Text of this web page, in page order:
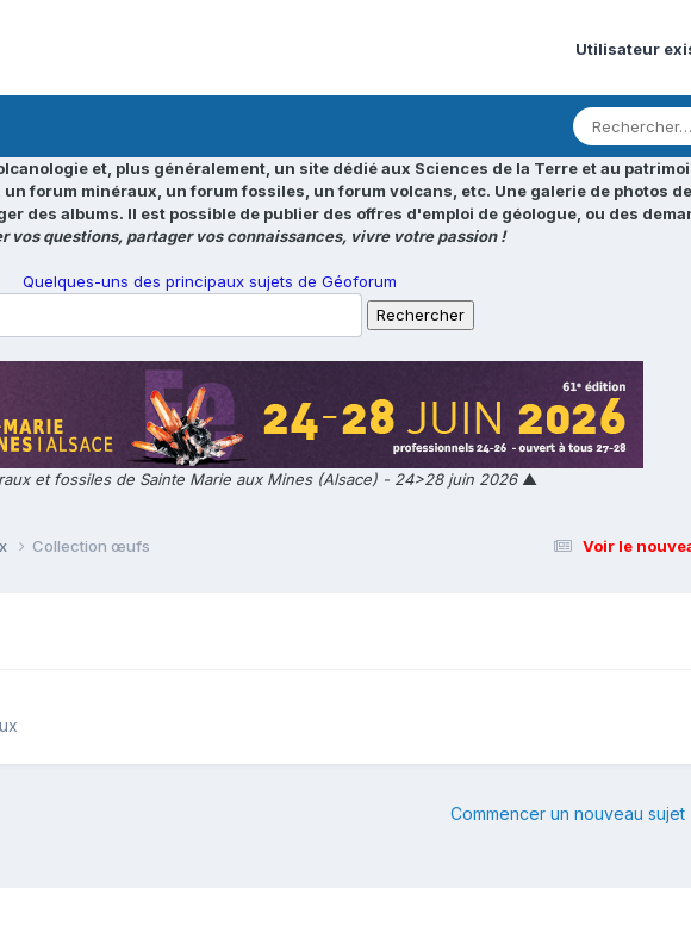
Utilisateur
et, plus généralement, un site dédié aux Sciences de la Terre et au
forum minéraux, un forum fossiles, un forum volcans, etc. Une galerie de photos
des albums. Il est possible de publier des offres d'emploi de géologue, ou des
vos questions, partager vos connaissances, vivre votre passion !
Quelques-uns des principaux sujets de Géoforum
et fossiles de Sainte Marie aux Mines (Alsace) - 24>28 juin 2026▲
Voir le
Collection œufs
Commencer un nouveau sujet